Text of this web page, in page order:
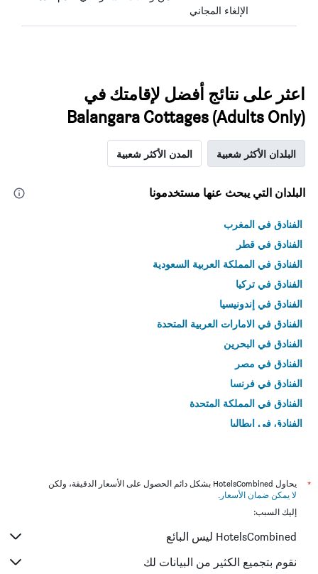
الإلغاء المجاني
اعثر على نتائج أفضل لإقامتك في
Balangara Cottages (Adults Only)
البلدان الأكثر شعبية المدن الأكثر شعبية
البلدان التي يبحث عنها مستخدمونا
الفنادق في المغرب
الفنادق في قطر
الفنادق في المملكة العربية السعودية
الفنادق في تركيا
الفنادق في إندونيسيا
الفنادق في الامارات العربية المتحدة
الفنادق في البحرين
الفنادق في مصر
الفنادق في فرنسا
الفنادق في المملكة المتحدة
الفنادق في إيطاليا
*
يحاول HotelsCombined بشكل دائم الحصول على الأسعار الدقيقة، ولكن
لا يمكن ضمان الأسعار .
إليك السبب:
HotelsCombined ليس البائع
نقوم بتجميع الكثير من البيانات لك